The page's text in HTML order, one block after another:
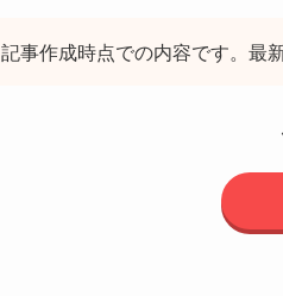
記事作成時点での内容です。最